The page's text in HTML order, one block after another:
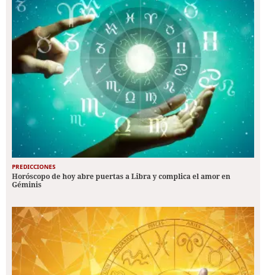
PREDICCIONES
Horóscopo de hoy abre puertas a Libra y complica el amor en
Géminis